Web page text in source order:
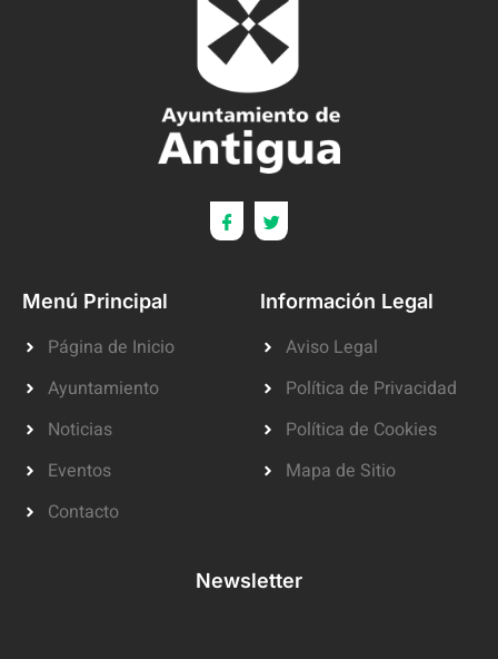
Menú Principal
Página de Inicio
Ayuntamiento
Noticias
Eventos
Contacto
Información Legal
Aviso Legal
Política de Privacidad
Política de Cookies
Mapa de Sitio
Newsletter